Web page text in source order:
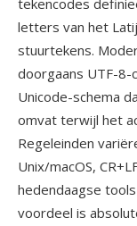
tekencodes
letters van het
stuurtekens.
doorgaans UTF-
Unicode-schema
omvat terwijl het
Regeleinden
Unix/macOS,
hedendaagse
voordeel is